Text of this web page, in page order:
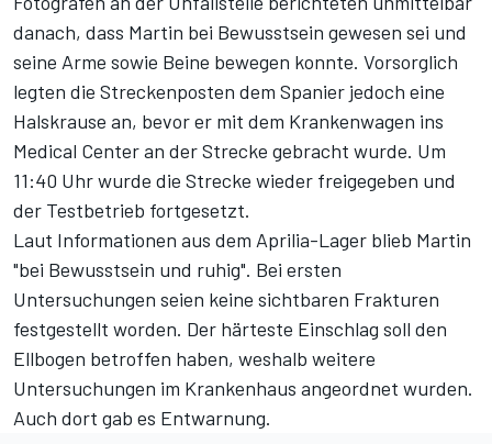
danach, dass Martin bei Bewusstsein gewesen sei und
seine Arme sowie Beine bewegen konnte. Vorsorglich
legten die Streckenposten dem Spanier jedoch eine
Halskrause an, bevor er mit dem Krankenwagen ins
Medical Center an der Strecke gebracht wurde. Um
11:40 Uhr wurde die Strecke wieder freigegeben und
der Testbetrieb fortgesetzt.
Laut Informationen aus dem Aprilia-Lager blieb Martin
"bei Bewusstsein und ruhig". Bei ersten
Untersuchungen seien keine sichtbaren Frakturen
festgestellt worden. Der härteste Einschlag soll den
Ellbogen betroffen haben, weshalb weitere
Untersuchungen im Krankenhaus angeordnet wurden.
Auch dort gab es Entwarnung.